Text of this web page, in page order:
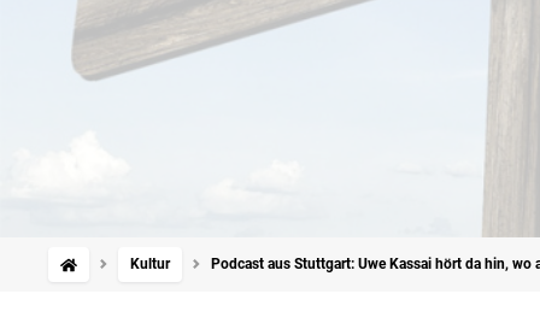
Kultur Podcast aus Stuttgart: Uwe Kassai hört da hin, wo